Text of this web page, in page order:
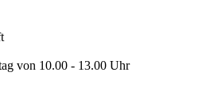
von 10.00 - 13.00 Uhr